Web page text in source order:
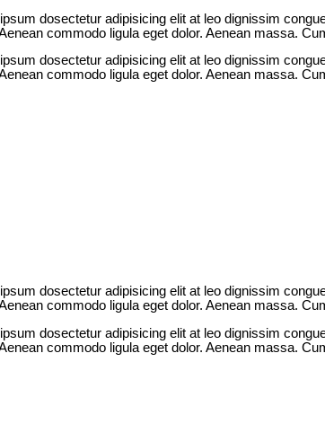
dosectetur adipisicing elit at leo dignissim
commodo ligula eget dolor. Aenean massa.
dosectetur adipisicing elit at leo dignissim
commodo ligula eget dolor. Aenean massa.
dosectetur adipisicing elit at leo dignissim
commodo ligula eget dolor. Aenean massa.
dosectetur adipisicing elit at leo dignissim
commodo ligula eget dolor. Aenean massa.